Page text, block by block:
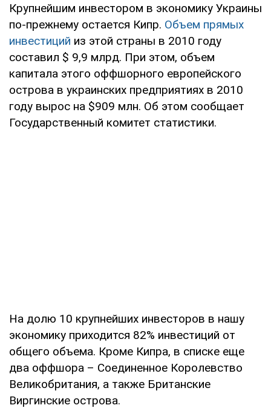
Крупнейшим инвестором в экономику Украины
по-прежнему остается Кипр. Объем прямых
инвестиций из этой страны в 2010 году
составил $ 9,9 млрд. При этом, объем
капитала этого оффшорного европейского
острова в украинских предприятиях в 2010
году вырос на $909 млн. Об этом сообщает
Государственный комитет статистики.
На долю 10 крупнейших инвесторов в нашу
экономику приходится 82% инвестиций от
общего объема. Кроме Кипра, в списке еще
два оффшора – Соединенное Королевство
Великобритания, а также Британские
Виргинские острова.